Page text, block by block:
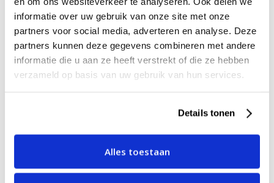
informatie over uw gebruik van onze site met onze
partners voor social media, adverteren en analyse. Deze
partners kunnen deze gegevens combineren met andere
informatie die u aan ze heeft verstrekt of die ze hebben
verzameld op basis van uw gebruik van hun services.
Details tonen
Alles toestaan